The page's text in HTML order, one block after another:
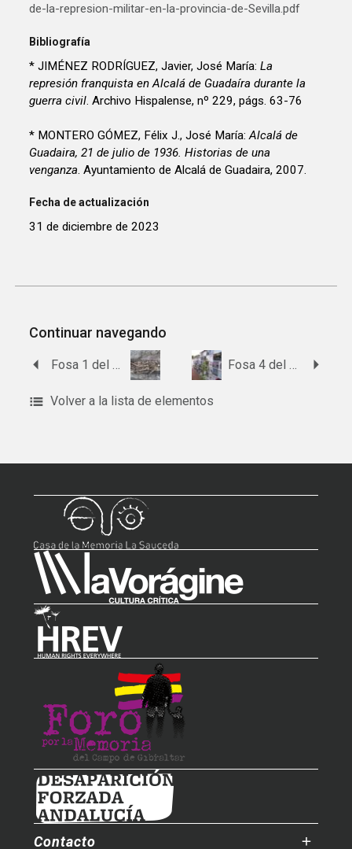
de-la-represion-militar-en-la-provincia-de-Sevilla.pdf
Bibliografía
* JIMÉNEZ RODRÍGUEZ, Javier, José María:La
represión franquista en Alcalá de Guadaíra durante la
guerra civil . Archivo Hispalense, nº 229, págs. 63-76
* MONTERO GÓMEZ, Félix J., José María:Alcalá de
Guadaira, 21 de julio de 1936. Historias de una
venganza . Ayuntamiento de Alcalá de Guadaira, 2007.
Fecha de actualización
31 de diciembre de 2023
Continuar navegando
Fosa 1 del cementerio de Alcalá del Río. Fosa 4 del cementerio de Alanís
Volver a la lista de elementos
Contacto